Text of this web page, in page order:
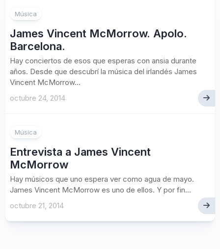
Música
James Vincent McMorrow. Apolo.
Barcelona.
Hay conciertos de esos que esperas con ansia durante
años. Desde que descubrí la música del irlandés James
Vincent McMorrow...
octubre 24, 2014
Música
Entrevista a James Vincent
McMorrow
Hay músicos que uno espera ver como agua de mayo.
James Vincent McMorrow es uno de ellos. Y por fin...
octubre 21, 2014